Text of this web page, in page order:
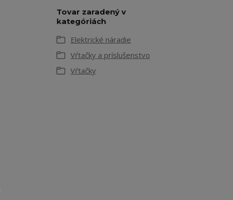
Tovar zaradený v
kategóriách
Elektrické náradie
Vŕtačky a príslušenstvo
Vŕtačky